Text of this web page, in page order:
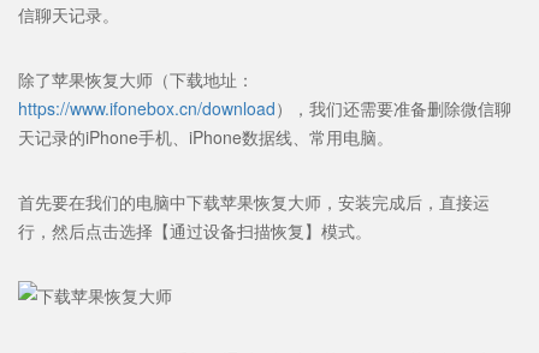
信聊天记录。
除了苹果恢复大师（下载地址：
https://www.ifonebox.cn/download），我们还需要准备删除微信聊
天记录的iPhone手机、iPhone数据线、常用电脑。
首先要在我们的电脑中下载苹果恢复大师，安装完成后，直接运
行，然后点击选择【通过设备扫描恢复】模式。